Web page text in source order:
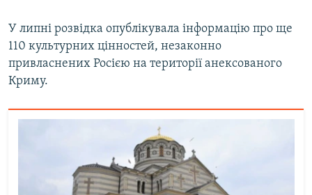
У липні розвідка опублікувала інформацію про ще
110 культурних цінностей, незаконно
привласнених Росією на території анексованого
Криму.